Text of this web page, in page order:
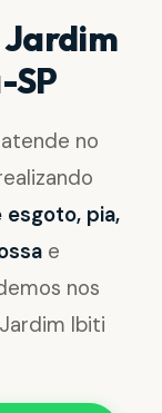
Jardim
SP
no
pia,
e
nos
Ibiti